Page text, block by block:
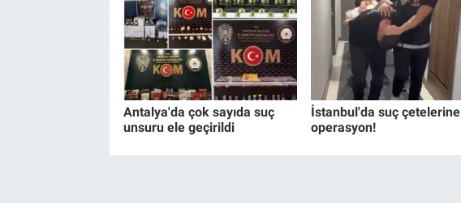
Antalya'da çok sayıda suç
unsuru ele geçirildi
İstanbul'da suç çetelerine
operasyon!